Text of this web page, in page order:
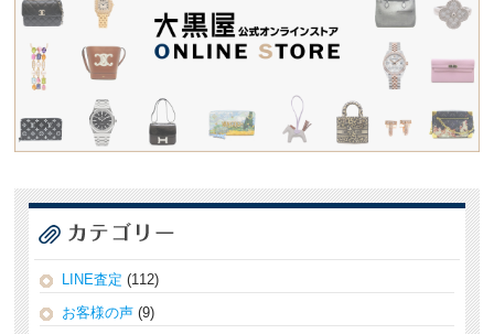
LINE査定 (112)
お客様の声 (9)